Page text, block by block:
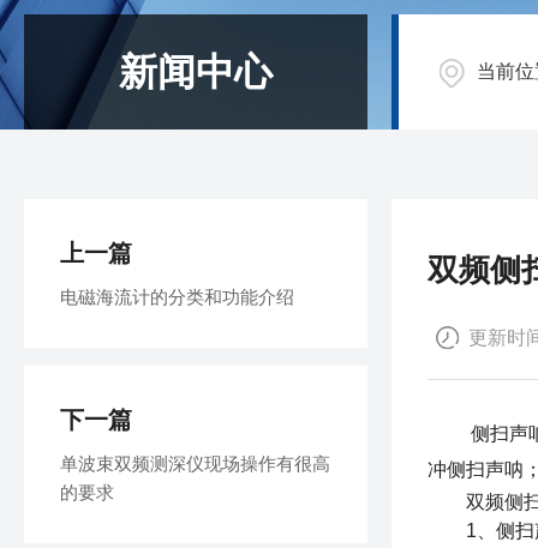
新闻中心 当前
双频侧
更新时
侧扫声呐
冲侧扫声呐
双频侧
1、侧扫声
上一篇
电磁海流计的分类和功能介绍
下一篇
单波束双频测深仪现场操作有很高
的要求